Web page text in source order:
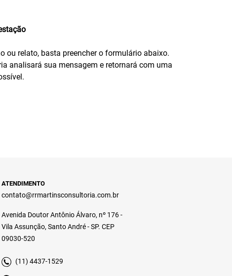
ou relato, basta preencher o formulário abaixo.
analisará sua mensagem e retornará com uma
ATENDIMENTO
contato@rrmartinsconsultoria.com.br
Avenida Doutor Antônio Álvaro, nº 176 -
Vila Assunção, Santo André - SP. CEP
09030-520
(11) 4437-1529